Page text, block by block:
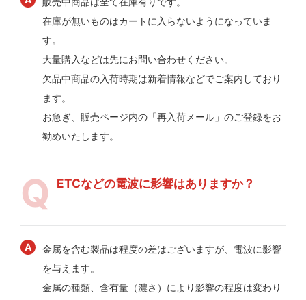
在庫が無いものはカートに入らないようになっていま
す。
大量購入などは先にお問い合わせください。
欠品中商品の入荷時期は新着情報などでご案内しており
ます。
お急ぎ、販売ページ内の「再入荷メール」のご登録をお
勧めいたします。
ETCなどの電波に影響はありますか？
金属を含む製品は程度の差はございますが、電波に影響
を与えます。
金属の種類、含有量（濃さ）により影響の程度は変わり